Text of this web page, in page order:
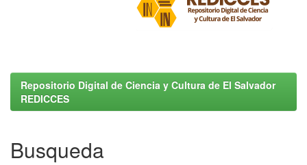
Repositorio Digital de Ciencia y Cultura de El Salvador
REDICCES
Busqueda